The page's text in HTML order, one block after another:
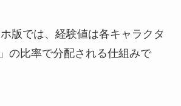
版では、経験値は各キャラクタ
の比率で分配される仕組みで